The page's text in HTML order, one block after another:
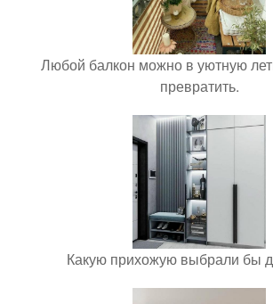
Любой балкон можно в уютную
превратить.
Какую прихожую выбрали бы